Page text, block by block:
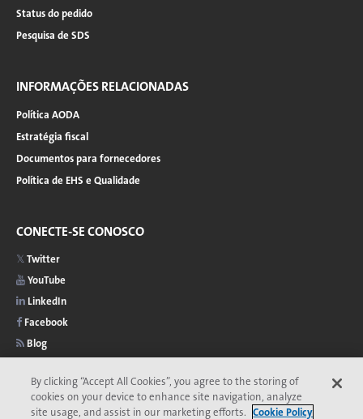
Status do pedido
Pesquisa de SDS
INFORMAÇÕES RELACIONADAS
Política AODA
Estratégia fiscal
Documentos para fornecedores
Política de EHS e Qualidade
CONECTE-SE CONOSCO
Twitter
YouTube
LinkedIn
Facebook
Blog
By clicking “Accept All Cookies”, you agree to the storing of
cookies on your device to enhance site navigation, analyze
site usage, and assist in our marketing efforts. Cookie Policy